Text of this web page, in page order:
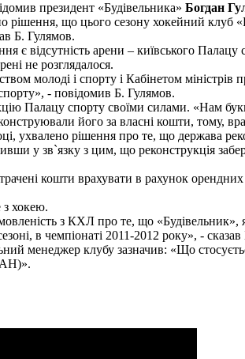
президент «Будівельника» Богдан
що цього сезону хокейний клуб
Б. Гулямов.
є відсутність арени – київського Палацу
не розглядалося.
молоді і спорту і Кабінетом міністрів
- повідомив Б. Гулямов.
Палацу спорту своїми силами. «Нам
його за власні кошти, тому,
ухвалено рішення про те, що держава
у зв`язку з цим, що реконструкція
кошти врахувати в рахунок орендних
з хокею.
з КХЛ про те, що «Будівельник»,
в чемпіонаті 2011-2012 року», -
менеджер клубу зазначив: «Що